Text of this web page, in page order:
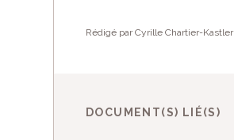
Rédigé par Cyrille Chartier-Kastler
DOCUMENT(S) LIÉ(S)